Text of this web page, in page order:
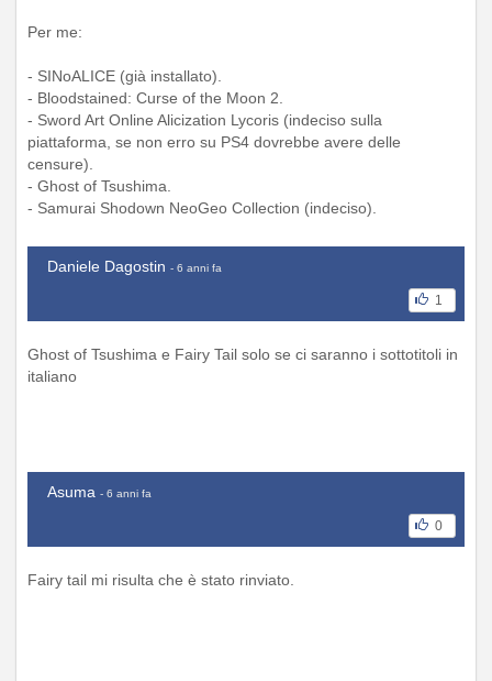
Per me:
- SINoALICE (già installato).
- Bloodstained: Curse of the Moon 2.
- Sword Art Online Alicization Lycoris (indeciso sulla
piattaforma, se non erro su PS4 dovrebbe avere delle
censure).
- Ghost of Tsushima.
- Samurai Shodown NeoGeo Collection (indeciso).
Daniele Dagostin - 6 anni fa
1
Ghost of Tsushima e Fairy Tail solo se ci saranno i sottotitoli in
italiano
Asuma - 6 anni fa
0
Fairy tail mi risulta che è stato rinviato.